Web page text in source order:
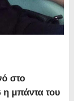
στο
η μπάντα του